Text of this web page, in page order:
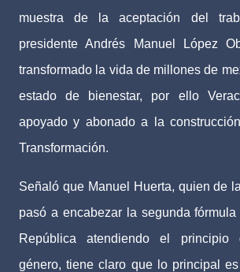
muestra de la aceptación del
presidente Andrés Manuel López
transformado la vida de millones de
estado de bienestar, por ello
apoyado y abonado a la
Transformación.
Señaló que Manuel Huerta, quien de
pasó a encabezar la segunda
República atendiendo el
género, tiene claro que lo principal